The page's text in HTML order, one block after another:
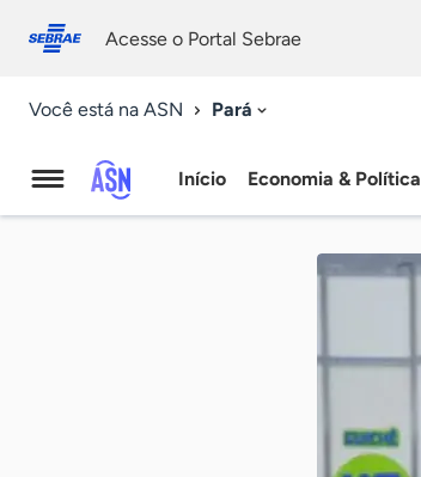
conosco
Acesse o Portal Sebrae
Você está na ASN Pará
Agência
Início Economia & Política